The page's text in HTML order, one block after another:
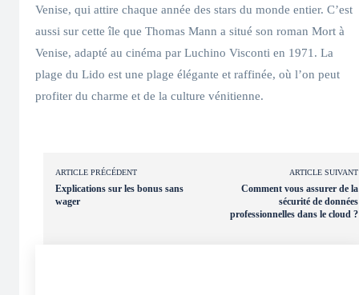
Venise, qui attire chaque année des stars du monde entier. C’est
aussi sur cette île que Thomas Mann a situé son roman Mort à
Venise, adapté au cinéma par Luchino Visconti en 1971. La
plage du Lido est une plage élégante et raffinée, où l’on peut
profiter du charme et de la culture vénitienne.
ARTICLE PRÉCÉDENT
Explications sur les bonus sans
wager
ARTICLE SUIVANT
Comment vous assurer de la
sécurité de données
professionnelles dans le cloud ?